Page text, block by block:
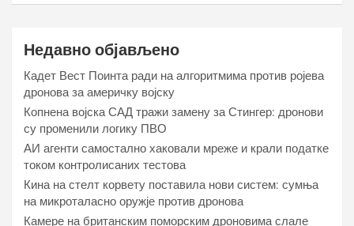
Недавно објављено
Кадет Вест Поинта ради на алгоритмима против ројева
дронова за америчку војску
Копнена војска САД тражи замену за Стингер: дронови
су променили логику ПВО
АИ агенти самостално хаковали мреже и крали податке
током контролисаних тестова
Кина на стелт корвету поставила нови систем: сумња
на микроталасно оружје против дронова
Камере на британским поморским дроновима слале